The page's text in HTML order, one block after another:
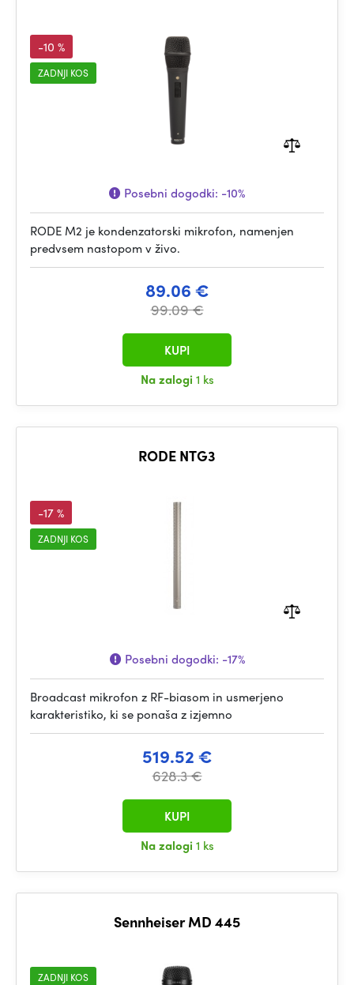
-10 %
ZADNJI KOS
Posebni dogodki: -10%
RODE M2 je kondenzatorski mikrofon, namenjen
predvsem nastopom v živo.
89.06 €
99.09 €
Na zalogi 1 ks
KUPI
RODE NTG3
-17 %
ZADNJI KOS
Posebni dogodki: -17%
Broadcast mikrofon z RF-biasom in usmerjeno
karakteristiko, ki se ponaša z izjemno
519.52 €
628.3 €
Na zalogi 1 ks
KUPI
Sennheiser MD 445
ZADNJI KOS